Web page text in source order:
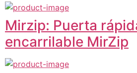
Mirzip: Puerta
encarrilable MirZip